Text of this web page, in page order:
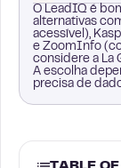
O LeadIQ é
alternativas
acessível),
e ZoomInfo
considere a La
A escolha
precisa de